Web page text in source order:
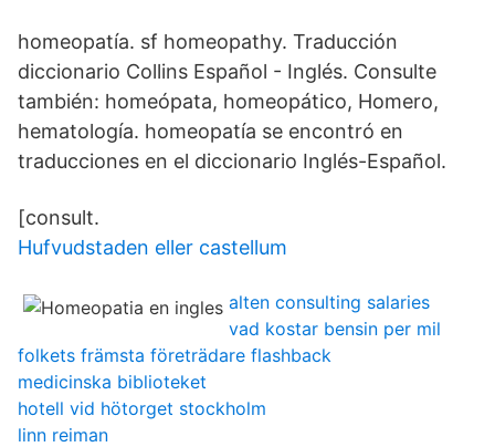
homeopatía. sf homeopathy. Traducción
diccionario Collins Español - Inglés. Consulte
también: homeópata, homeopático, Homero,
hematología. homeopatía se encontró en
traducciones en el diccionario Inglés-Español.
[consult.
Hufvudstaden eller castellum
alten consulting salaries
vad kostar bensin per mil
folkets främsta företrädare flashback
medicinska biblioteket
hotell vid hötorget stockholm
linn reiman